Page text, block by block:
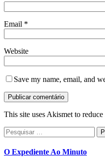
Email *
Website
Save my name, email, and
This site uses Akismet to reduce
Pesquisar
por:
O Expediente Ao Minuto